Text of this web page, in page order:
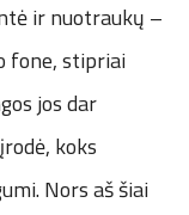
ir nuotraukų –
fone, stipriai
jos dar
koks
Nors aš šiai